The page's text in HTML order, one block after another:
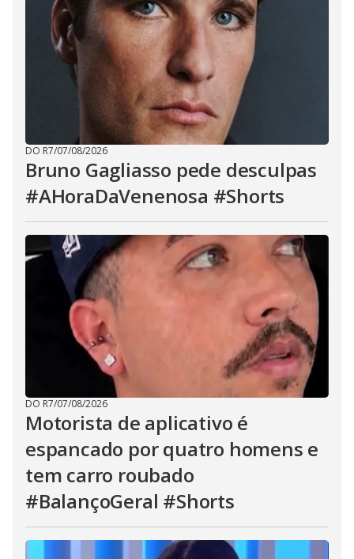
DO R7/07/08/2026
Bruno Gagliasso pede desculpas
#AHoraDaVenenosa #Shorts
DO R7/07/08/2026
Motorista de aplicativo é
espancado por quatro homens e
tem carro roubado
#BalançoGeral #Shorts